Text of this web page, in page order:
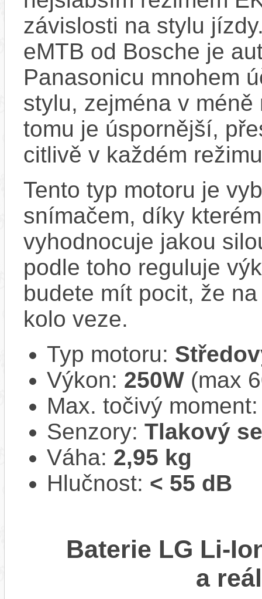
závislosti na stylu
eMTB od Bosche je
Panasonicu mnohem
stylu, zejména v
tomu je úspornější,
citlivě v každém
Tento typ motoru je
snímačem, díky
vyhodnocuje jakou
podle toho reguluje
budete mít pocit, že
kolo veze.
Typ motoru:
Výkon: 250W (max
Max. točivý
Senzory: Tlakový
Váha: 2,95 kg
Hlučnost: < 55 dB
Baterie LG Li-
a